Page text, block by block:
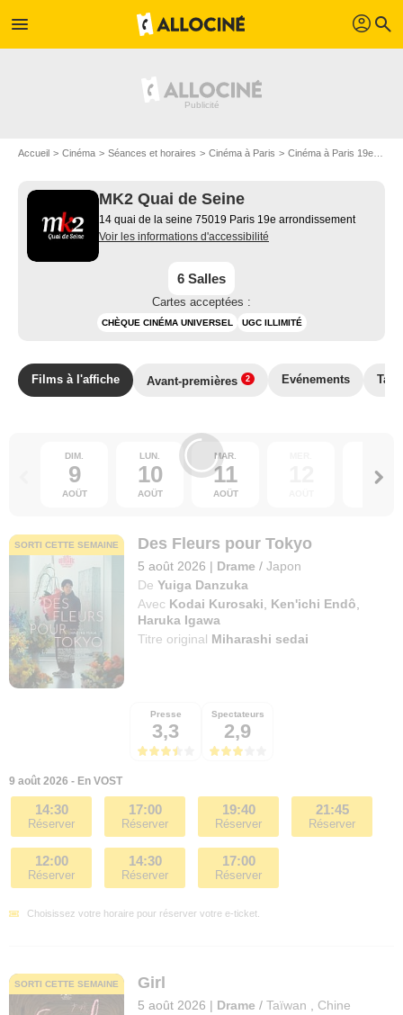
menu profil search
Accueil Cinéma Séances et horaires Cinéma à Paris Cinéma à Paris 19e arrondissement
MK2 Quai de Seine
14 quai de la seine 75019 Paris 19e arrondissement
Voir les informations d'accessibilité
6 Salles
Cartes acceptées :
CHÈQUE CINÉMA UNIVERSEL UGC ILLIMITÉ
Films à l'affiche Avant-premières 2 Evénements
DIM.
9
AOÛT
LUN.
10
AOÛT
MAR.
11
AOÛT
13
SORTI CETTE SEMAINE Des Fleurs pour Tokyo
5 août 2026 | Drame / Japon
De Yuiga Danzuka
Avec Kodai Kurosaki Ken'ichi Endô
Haruka Igawa
Titre original Miharashi sedai
Presse
3,3
Spectateurs
2,9
9 août 2026 - En VOST
14:30
Réserver
17:00
Réserver
19:40
Réserver
21:45
Réserver
12:00
Réserver
14:30
Réserver
17:00
Réserver
Choisissez votre horaire pour réserver votre e-ticket.
SORTI CETTE SEMAINE Girl
5 août 2026 | Drame / Taïwan
Chine